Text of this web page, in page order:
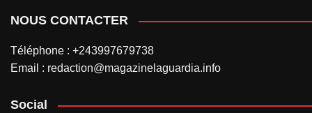
NOUS CONTACTER
Téléphone : +243997679738
Email : redaction@magazinelaguardia.info
Social